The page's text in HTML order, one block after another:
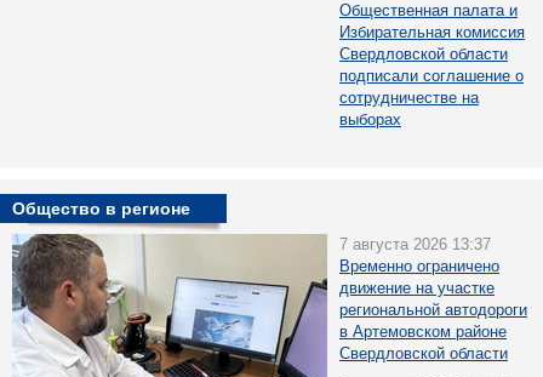
Общественная палата и
Избирательная комиссия
Свердловской области
подписали соглашение о
сотрудничестве на
выборах
Общество в регионе
7 августа 2026 13:37
Временно ограничено
движение на участке
региональной автодороги
в Артемовском районе
Свердловской области